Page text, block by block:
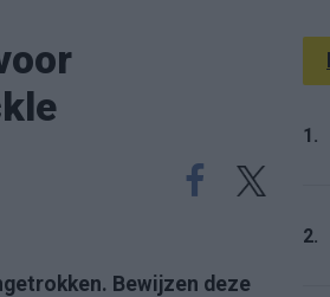
Bewijzen deze
1.
2.